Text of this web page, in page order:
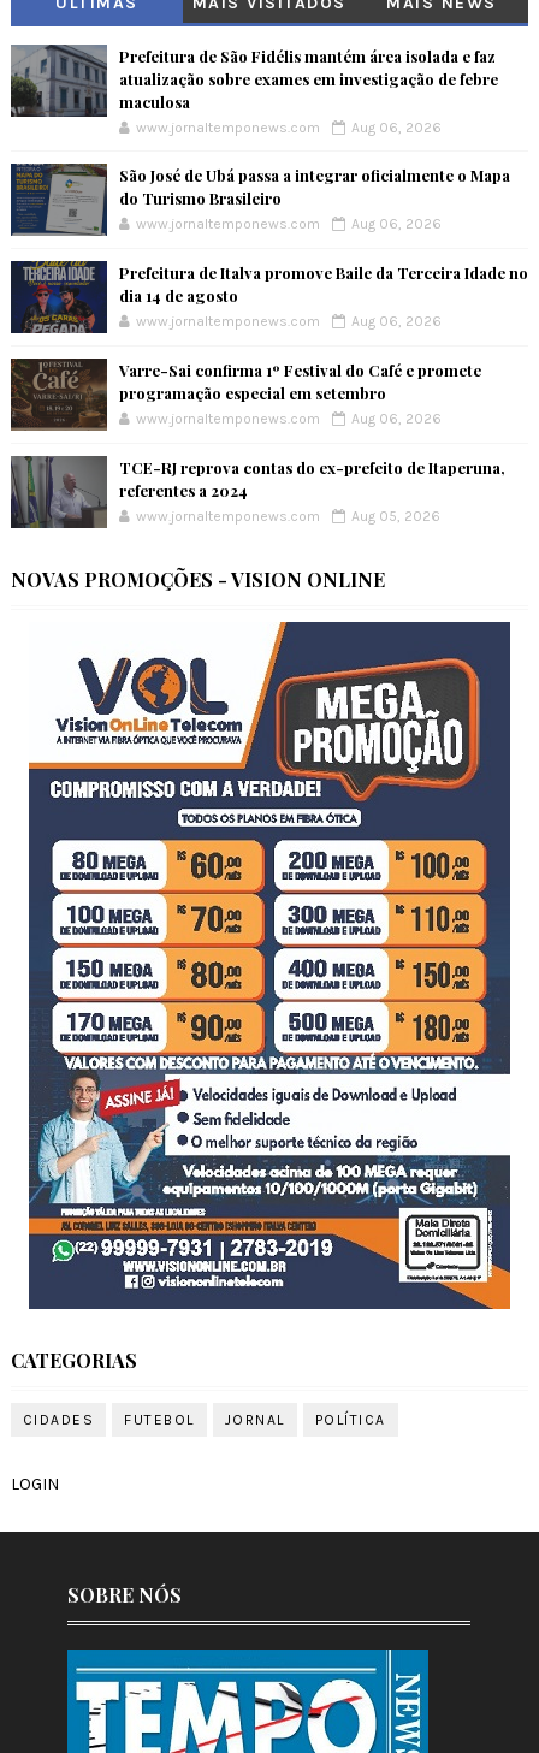
Prefeitura de São Fidélis mantém área isolada e faz
atualização sobre exames em investigação de febre
maculosa
www.jornaltemponews.com Aug 06, 2026
São José de Ubá passa a integrar oficialmente o Mapa
do Turismo Brasileiro
www.jornaltemponews.com Aug 06, 2026
Prefeitura de Italva promove Baile da Terceira Idade no
dia 14 de agosto
www.jornaltemponews.com Aug 06, 2026
Varre-Sai confirma 1º Festival do Café e promete
programação especial em setembro
www.jornaltemponews.com Aug 06, 2026
TCE-RJ reprova contas do ex-prefeito de Itaperuna,
referentes a 2024
www.jornaltemponews.com Aug 05, 2026
NOVAS PROMOÇÕES - VISION ONLINE
CATEGORIAS
CIDADES FUTEBOL JORNAL POLÍTICA
LOGIN
SOBRE NÓS